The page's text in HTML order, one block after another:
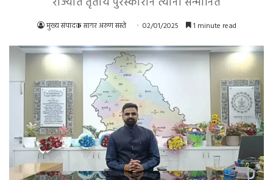
मुख्य संपादक सागर अरुण सस्ते 02/01/2025 1 minute read